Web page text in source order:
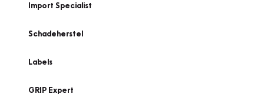
Import Specialist
Schadeherstel
Labels
GRIP Expert